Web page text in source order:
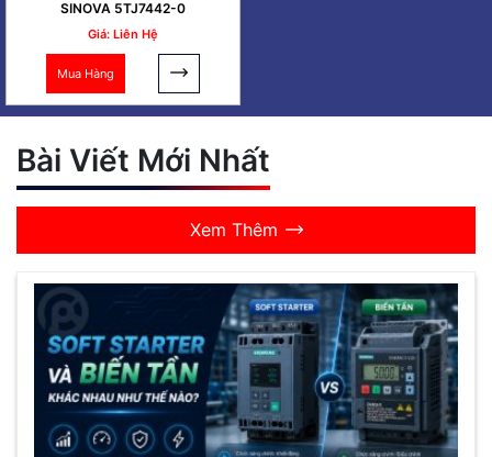
SINOVA 5TJ7442-0
Giá: Liên Hệ
Mua Hàng
Bài Viết Mới Nhất
Xem Thêm